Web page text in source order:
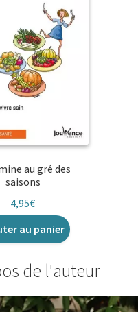
au gré des
saisons
4,95€
au panier
de l'auteur